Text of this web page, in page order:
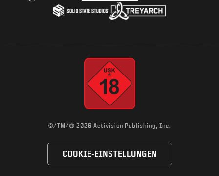
©/TM/® 2026 Activision Publishing, Inc.
COOKIE-EINSTELLUNGEN